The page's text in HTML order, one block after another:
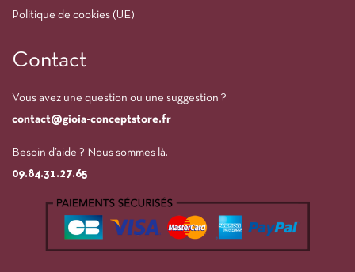
Politique de cookies (UE)
Contact
Vous avez une question ou une suggestion ?
contact@gioia-conceptstore.fr
Besoin d’aide ? Nous sommes là.
09.84.31.27.65